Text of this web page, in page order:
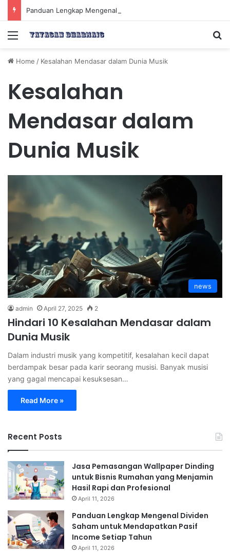
Menu
Home / Kesalahan Mendasar dalam Dunia Musik
Kesalahan
Mendasar dalam
Dunia Musik
news
admin April 27, 2025 2
Hindari 10 Kesalahan Mendasar dalam
Dunia Musik
Dalam industri musik yang kompetitif, kesalahan kecil dapat
berdampak besar pada karir seorang musisi. Banyak musisi
yang gagal mencapai kesuksesan…
Read More »
Recent Posts
Jasa Pemasangan Wallpaper Dinding
untuk Bisnis Rumahan yang Menjamin
Hasil Rapi dan Profesional
April 11, 2026
Panduan Lengkap Mengenal Dividen
Saham untuk Mendapatkan Pasif
Income Setiap Tahun
April 11, 2026